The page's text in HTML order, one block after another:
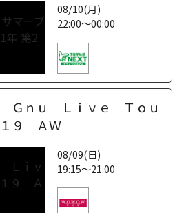
08/10(月)
22:00～00:00
Ｇｎｕ Ｌｉｖｅ Ｔｏｕ
９ ＡＷ
08/09(日)
19:15～21:00